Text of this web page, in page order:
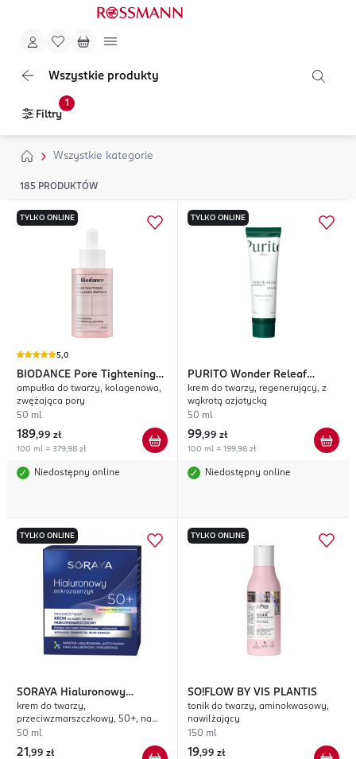
Wszystkie produkty
Filtry
1
Wszystkie kategorie
185 PRODUKTÓW
TYLKO ONLINE
5,0
BIODANCE Pore Tightening
Collagen
ampułka do twarzy, kolagenowa,
zwężająca pory
50 ml
189,99 zł
100 ml = 379,98 zł
Niedostępny online
TYLKO ONLINE
PURITO Wonder Releaf
Centella
krem do twarzy, regenerujący, z
wąkrotą azjatycką
50 ml
99,99 zł
100 ml = 199,98 zł
Niedostępny online
TYLKO ONLINE
SORAYA Hialuronowy
Mikrozastrzyk
krem do twarzy,
przeciwzmarszczkowy, 50+, na
dzień i na noc
50 ml
21 ,99 zł
TYLKO ONLINE
SO!FLOW BY VIS PLANTIS
tonik do twarzy, aminokwasowy,
nawilżający
150 ml
19,99 zł